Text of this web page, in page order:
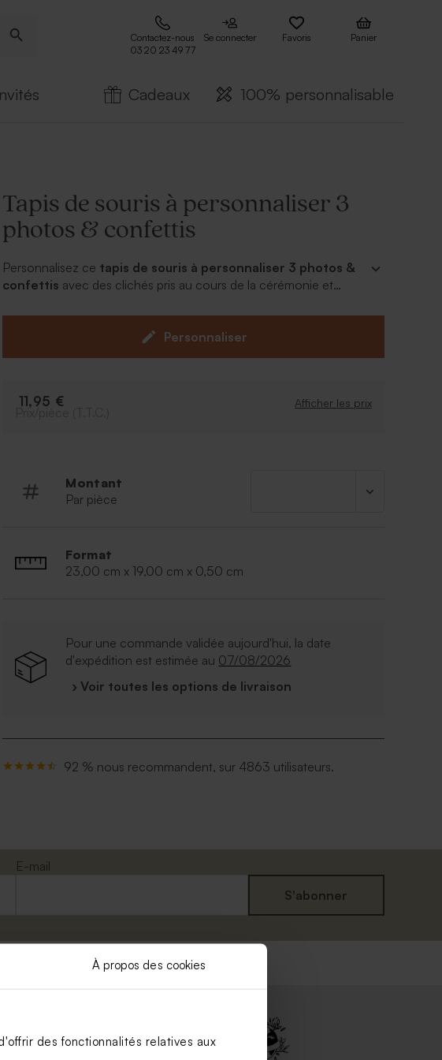
À propos des cookies
des fonctionnalités relatives aux
Contactez-nous
03 20 23 49 77
Se connecter Favoris Panier
Cadeaux 100% personnalisable
Tapis de souris à personnaliser 3
photos & confettis
Personnalisez ce tapis de souris à personnaliser 3 photos &
confettis avec des clichés pris au cours de la cérémonie et
quelques mots afin de leur témoigner votre gratitude. Plusieurs
couleurs et polices d'écriture vous sont proposées dans notre
outil de personnalisation.
Personnaliser
11,95 € Afficher les prix
Montant
Par pièce
Format
23,00 cm x 19,00 cm x 0,50 cm
Pour une commande validée aujourd'hui, la date
d'expédition est estimée au 07/08/2026
› Voir toutes les options de livraison
92 % nous recommandent, sur 4863 utilisateurs.
E-mail
S'abonner